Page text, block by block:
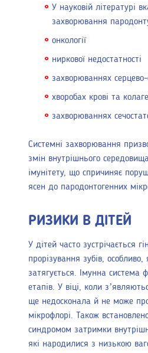
У науковій літературі
захворювання
онкології
ниркової недостатності
захворюваннях
хворобах крові та
захворюваннях
Системні захворювання
змін внутрішнього
імунітету, що спричиняє
ясен до пародонтогенних
РИЗИКИ В ДІТЕЙ
У дітей часто зустрічається
прорізування зубів,
затягується. Імунна система
етапів. У віці, коли
ще недосконала й не може
мікрофлорі. Також
синдромом затримки
які народилися з низькою